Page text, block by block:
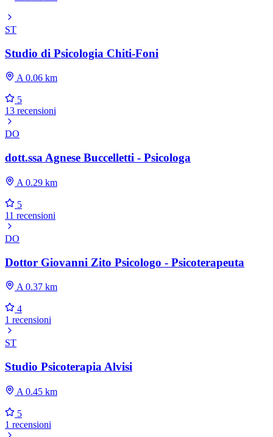
ST
Studio di Psicologia Chiti-Foni
A 0.06 km
5
13 recensioni
DO
dott.ssa Agnese Buccelletti - Psicologa
A 0.29 km
5
11 recensioni
DO
Dottor Giovanni Zito Psicologo - Psicoterapeuta
A 0.37 km
4
1 recensioni
ST
Studio Psicoterapia Alvisi
A 0.45 km
5
1 recensioni